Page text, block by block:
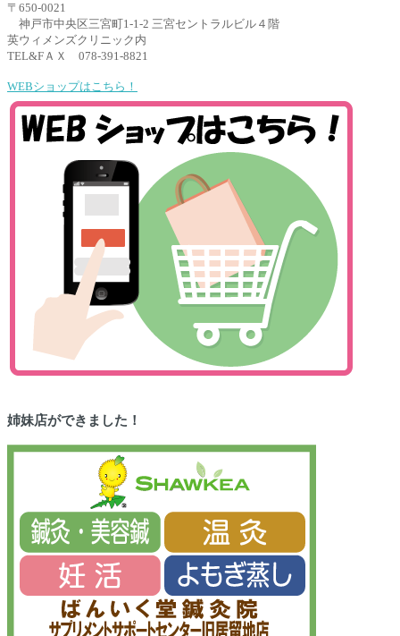
〒650-0021
神戸市中央区三宮町1-1-2 三宮セントラルビル４階
英ウィメンズクリニック内
TEL&FＡＸ 078-391-8821
WEBショップはこちら！
姉妹店ができました！